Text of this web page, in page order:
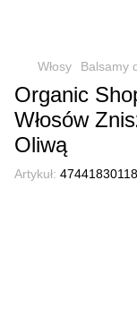
Włosy Balsamy
Organic
Włosów
Oliwą
Artykuł: